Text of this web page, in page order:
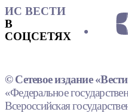
ИС ВЕСТИ
В
СОЦСЕТЯХ
© Сетевое издание
«Федеральное
Всероссийская